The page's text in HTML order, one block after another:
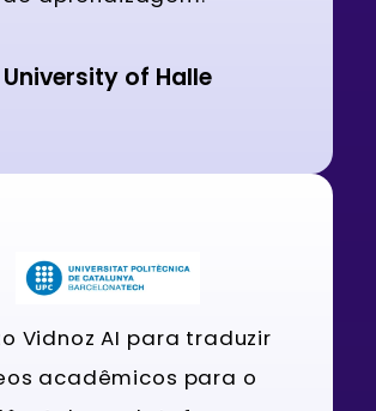
University of Halle
Vidnoz AI para traduzir
acadêmicos para o